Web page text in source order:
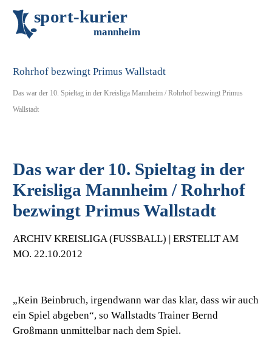
sport-kurier
mannheim
Das war der 10. Spieltag in der Kreisliga Mannheim / Rohrhof bezwingt Primus
Wallstadt
Das war der 10. Spieltag in der
Kreisliga Mannheim / Rohrhof
bezwingt Primus Wallstadt
ARCHIV KREISLIGA (FUSSBALL) | ERSTELLT AM M
O. 22.10.2012
„Kein Beinbruch, irgendwann war das klar, dass wir auch
ein Spiel abgeben“, so Wallstadts Trainer Bernd
Großmann unmittelbar nach dem Spiel.